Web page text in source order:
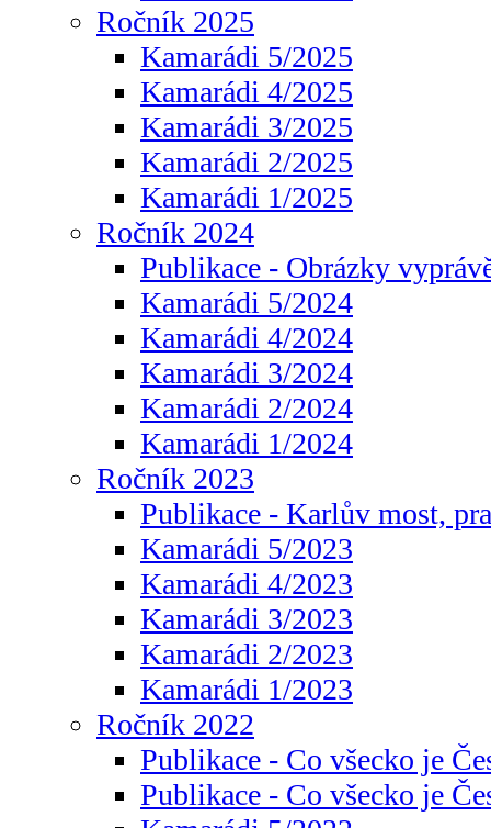
Ročník 2025
Kamarádi 5/2025
Kamarádi 4/2025
Kamarádi 3/2025
Kamarádi 2/2025
Kamarádi 1/2025
Ročník 2024
Publikace - Obrázky
Kamarádi 5/2024
Kamarádi 4/2024
Kamarádi 3/2024
Kamarádi 2/2024
Kamarádi 1/2024
Ročník 2023
Publikace - Karlův most,
Kamarádi 5/2023
Kamarádi 4/2023
Kamarádi 3/2023
Kamarádi 2/2023
Kamarádi 1/2023
Ročník 2022
Publikace - Co všecko je
Publikace - Co všecko je